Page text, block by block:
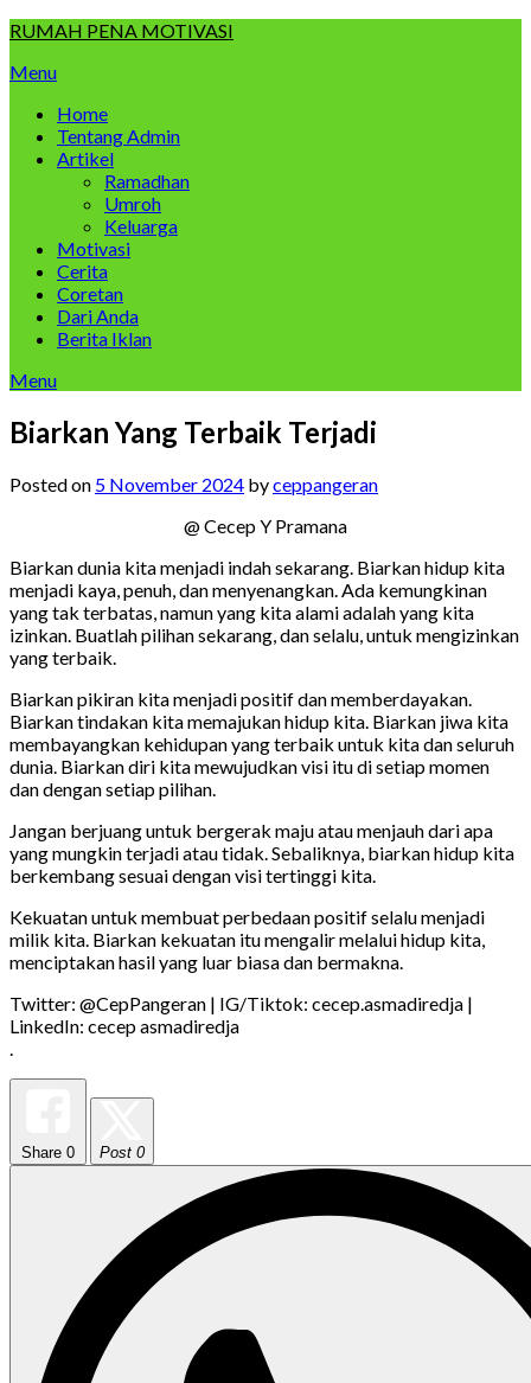
Skip
content
RUMAH PENA MOTIVASI
Menu
Home
Tentang Admin
Artikel
Ramadhan
Umroh
Keluarga
Motivasi
Cerita
Coretan
Dari Anda
Berita Iklan
Menu
Biarkan Yang Terbaik Terjadi
Posted on 5 November 2024 byceppangeran
@ Cecep Y Pramana
Biarkan dunia kita menjadi indah sekarang. Biarkan hidup kita
menjadi kaya, penuh, dan menyenangkan. Ada kemungkinan
yang tak terbatas, namun yang kita alami adalah yang kita
izinkan. Buatlah pilihan sekarang, dan selalu, untuk mengizinkan
yang terbaik.
Biarkan pikiran kita menjadi positif dan memberdayakan.
Biarkan tindakan kita memajukan hidup kita. Biarkan jiwa kita
membayangkan kehidupan yang terbaik untuk kita dan seluruh
dunia. Biarkan diri kita mewujudkan visi itu di setiap momen
dan dengan setiap pilihan.
Jangan berjuang untuk bergerak maju atau menjauh dari apa
yang mungkin terjadi atau tidak. Sebaliknya, biarkan hidup kita
berkembang sesuai dengan visi tertinggi kita.
Kekuatan untuk membuat perbedaan positif selalu menjadi
milik kita. Biarkan kekuatan itu mengalir melalui hidup kita,
menciptakan hasil yang luar biasa dan bermakna.
Twitter: @CepPangeran | IG/Tiktok: cecep.asmadiredja |
LinkedIn: cecep asmadiredja
.
Share 0 Post 0